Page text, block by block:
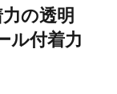
の透明
ル付着力